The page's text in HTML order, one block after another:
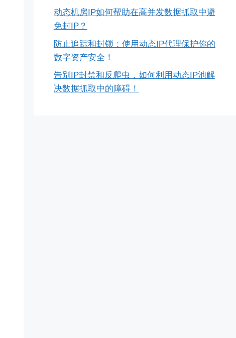
动态机房IP如何帮助在高并发数据抓取中避
免封IP？
防止追踪和封锁：使用动态IP代理保护你的
数字资产安全！
告别IP封禁和反爬虫，如何利用动态IP池解
决数据抓取中的障碍！